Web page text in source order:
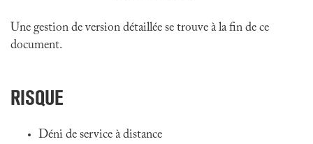
Une gestion de version détaillée se trouve à la fin de ce
document.
RISQUE
Déni de service à distance